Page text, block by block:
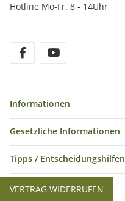
Hotline Mo-Fr. 8 - 14Uhr
Informationen
Gesetzliche Informationen
Tipps / Entscheidungshilfen
VERTRAG WIDERRUFEN